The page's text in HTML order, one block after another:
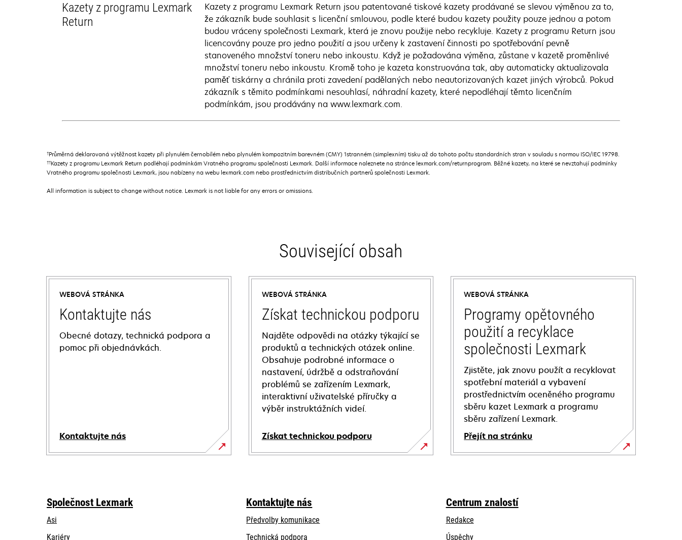
Kazety z programu Lexmark
Return
Kazety z programu Lexmark Return jsou patentované tiskové kazety prodávané se slevou výměnou za to,
že zákazník bude souhlasit s licenční smlouvou, podle které budou kazety použity pouze jednou a potom
budou vráceny společnosti Lexmark, která je znovu použije nebo recykluje. Kazety z programu Return jsou
licencovány pouze pro jedno použití a jsou určeny k zastavení činnosti po spotřebování pevně
stanoveného množství toneru nebo inkoustu. Když je požadována výměna, zůstane v kazetě proměnlivé
množství toneru nebo inkoustu. Kromě toho je kazeta konstruována tak, aby automaticky aktualizovala
paměť tiskárny a chránila proti zavedení padělaných nebo neautorizovaných kazet jiných výrobců. Pokud
zákazník s těmito podmínkami nesouhlasí, náhradní kazety, které nepodléhají těmto licenčním
podmínkám, jsou prodávány na www.lexmark.com.
†Průměrná deklarovaná výtěžnost kazety při plynulém černobílém nebo plynulém kompozitním barevném (CMY) 1stranném (simplexním) tisku až do tohoto počtu standardních stran v souladu s normou ISO/IEC 19798.
††Kazety z programu Lexmark Return podléhají podmínkám Vratného programu společnosti Lexmark. Další informace naleznete na stránce lexmark.com/returnprogram. Běžné kazety, na které se nevztahují podmínky
Vratného programu společnosti Lexmark, jsou nabízeny na webu lexmark.com nebo prostřednictvím distribučních partnerů společnosti Lexmark.
All information is subject to change without notice. Lexmark is not liable for any errors or omissions.
Související obsah
WEBOVÁ STRÁNKA
Kontaktujte nás
Obecné dotazy, technická podpora a
pomoc při objednávkách.
Kontaktujte nás
WEBOVÁ STRÁNKA
Získat technickou podporu
Najděte odpovědi na otázky týkající se
produktů a technických otázek online.
Obsahuje podrobné informace o
nastavení, údržbě a odstraňování
problémů se zařízením Lexmark,
interaktivní uživatelské příručky a
výběr instruktážních videí.
Získat technickou podporu
opens
tab
WEBOVÁ STRÁNKA
Programy opětovného
použití a recyklace
společnosti Lexmark
Zjistěte, jak znovu použít a recyklovat
spotřební materiál a vybavení
prostřednictvím oceněného programu
sběru kazet Lexmark a programu
sběru zařízení Lexmark.
Přejít na stránku
Společnost Lexmark
Asi
Kariéry
Kontaktujte nás
Předvolby komunikace
Technická podpora
Centrum znalostí
Redakce
Úspěchy